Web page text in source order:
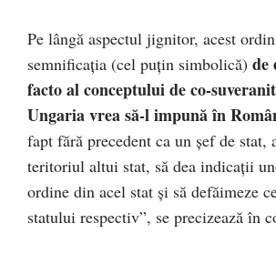
Pe lângă aspectul jignitor, acest
semnificația (cel puțin simbolică) de
facto al conceptului de co-
Ungaria vrea să-l impună în
fapt fără precedent ca un șef de stat,
teritoriul altui stat, să dea indicații
ordine din acel stat și să defăimeze
statului respectiv”, se precizează în